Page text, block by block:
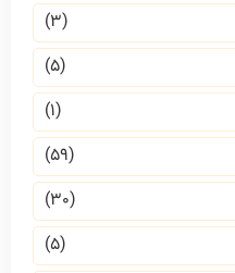
(۳)
(۵)
(۱)
(۵۹)
(۳۰)
(۵)